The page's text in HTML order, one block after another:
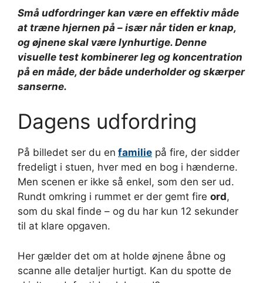
Små udfordringer kan være en effektiv måde
at træne hjernen på – især når tiden er knap,
og øjnene skal være lynhurtige. Denne
visuelle test kombinerer leg og koncentration
på en måde, der både underholder og skærper
sanserne.
Dagens udfordring
På billedet ser du en familie på fire, der sidder
fredeligt i stuen, hver med en bog i hænderne.
Men scenen er ikke så enkel, som den ser ud.
Rundt omkring i rummet er der gemt fire ord,
som du skal finde – og du har kun 12 sekunder
til at klare opgaven.
Her gælder det om at holde øjnene åbne og
scanne alle detaljer hurtigt. Kan du spotte de